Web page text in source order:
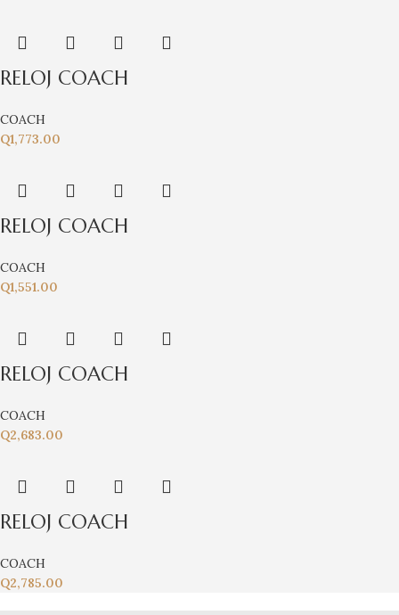
RELOJ COACH
COACH
Q1,773.00
RELOJ COACH
COACH
Q1,551.00
RELOJ COACH
COACH
Q2,683.00
RELOJ COACH
COACH
Q2,785.00